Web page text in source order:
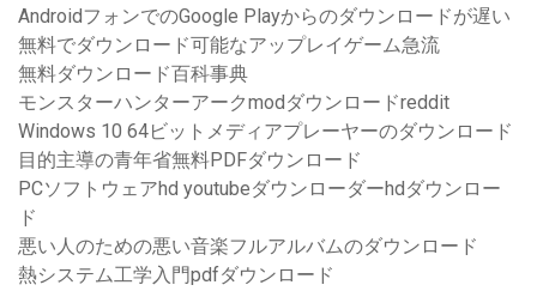
AndroidフォンでのGoogle Playからのダウンロードが遅い
無料でダウンロード可能なアップレイゲーム急流
無料ダウンロード百科事典
モンスターハンターアークmodダウンロードreddit
Windows 10 64ビットメディアプレーヤーのダウンロード
目的主導の青年省無料PDFダウンロード
PCソフトウェアhd youtubeダウンローダーhdダウンロー
ド
悪い人のための悪い音楽フルアルバムのダウンロード
熱システム工学入門pdfダウンロード